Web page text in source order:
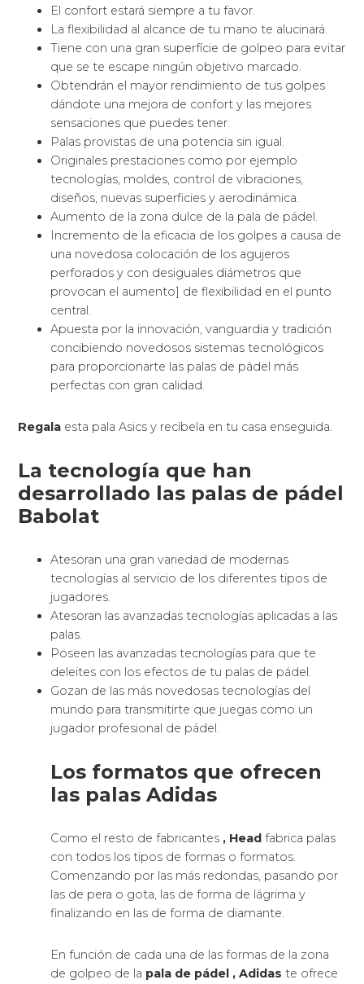
El confort estará siempre a tu favor.
La flexibilidad al alcance de tu mano te alucinará.
Tiene con una gran superfície de golpeo para evitar
que se te escape ningún objetivo marcado.
Obtendrán el mayor rendimiento de tus golpes
dándote una mejora de confort y las mejores
sensaciones que puedes tener.
Palas provistas de una potencia sin igual.
Originales prestaciones como por ejemplo
tecnologías, moldes, control de vibraciones,
diseños, nuevas superficies y aerodinámica.
Aumento de la zona dulce de la pala de pádel.
Incremento de la eficacia de los golpes a causa de
una novedosa colocación de los agujeros
perforados y con desiguales diámetros que
provocan el aumento] de flexibilidad en el punto
central.
Apuesta por la innovación, vanguardia y tradición
concibiendo novedosos sistemas tecnológicos
para proporcionarte las palas de pádel más
perfectas con gran calidad.
Regala esta pala Asics y recíbela en tu casa enseguida.
La tecnología que han
desarrollado las palas de pádel
Babolat
Atesoran una gran variedad de modernas
tecnologías al servicio de los diferentes tipos de
jugadores.
Atesoran las avanzadas tecnologías aplicadas a las
palas.
Poseen las avanzadas tecnologías para que te
deleites con los efectos de tu palas de pádel.
Gozan de las más novedosas tecnologías del
mundo para transmitirte que juegas como un
jugador profesional de pádel.
Los formatos que ofrecen
las palas Adidas
Como el resto de fabricantes , Head fabrica palas
con todos los tipos de formas o formatos.
Comenzando por las más redondas, pasando por
las de pera o gota, las de forma de lágrima y
finalizando en las de forma de diamante.
En función de cada una de las formas de la zona
de golpeo de la pala de pádel , Adidas te ofrece